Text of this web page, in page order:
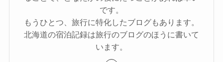
です。
もうひとつ、旅行に特化したブログもあります。
北海道の宿泊記録は旅行のブログのほうに書いて
います。